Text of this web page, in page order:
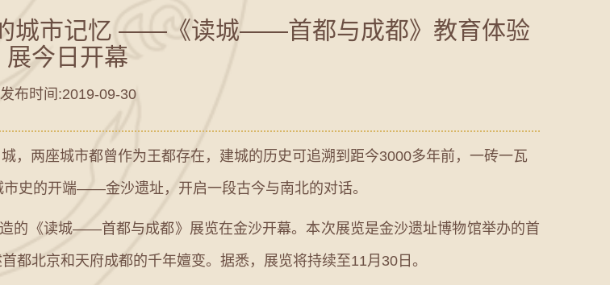
的城市记忆 ——《读城——首都与成都》教育体验
展今日开幕
发布时间:2019-09-30
两座城市都曾作为王都存在，建城的历史可追溯到距今3000多年前，一砖一瓦
史的开端——金沙遗址，开启一段古今与南北的对话。
《读城——首都与成都》展览在金沙开幕。本次展览是金沙遗址博物馆举办的首
都北京和天府成都的千年嬗变。据悉，展览将持续至11月30日。